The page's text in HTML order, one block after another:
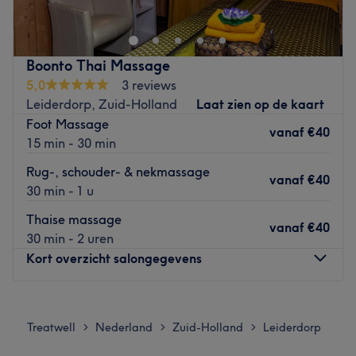
spanning, onrust en lichamelijk ongemak los te laten. Met
behandelingen zoals reiki, ontspanningsmassage,
raindropmassage en transformational cupping wordt
gewerkt op zowel fysiek als energetisch niveau.
Ontspanning vormt hierbij altijd de basis.
De praktijk is goed bereikbaar en er is gratis
parkeergelegenheid beschikbaar.
Go to venue
Boonto Thai Massage
5,0
3 reviews
Leiderdorp, Zuid-Holland
Laat zien op de kaart
Foot Massage
15 min - 30 min
vanaf €40
Rug-, schouder- & nekmassage
30 min - 1 u
vanaf €40
Thaise massage
30 min - 2 uren
vanaf €40
Kort overzicht salongegevens
Dinsdag
11:00 – 21:00
Treatwell > Nederland > Zuid-Holland > Leiderdorp